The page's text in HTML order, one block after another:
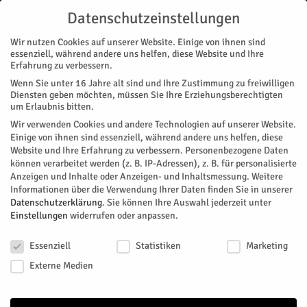
Start Stadtteile Jülich Online-Gruppenarbeit und Aufzeigen
STADTTEILE JÜLICH
Online-Gruppenarbeit und Aufzeigen
„Innerhalb von einer, anderthalb Stunden waren wir bereit“,
erklärt Maximilian Jankowski und lächelt sichtbar begeistert.
Der Schulungsraum II in Maxis Fahrschule ist seit
vergangener Woche zum „Produktionsstudio“ umgestaltet
worden. Seither bieten im „Schichtdienst“ drei Fahrlehrer
Datenschutzeinstellungen
Wir nutzen Cookies auf unserer Website. Einige von ihnen sind
essenziell, während andere uns helfen, diese Website und Ihre
Erfahrung zu verbessern.
Wenn Sie unter 16 Jahre alt sind und Ihre Zustimmung zu freiwilligen
Diensten geben möchten, müssen Sie Ihre Erziehungsberechtigten
um Erlaubnis bitten.
Wir verwenden Cookies und andere Technologien auf unserer Website.
Einige von ihnen sind essenziell, während andere uns helfen, diese
Website und Ihre Erfahrung zu verbessern. Personenbezogene Daten
können verarbeitet werden (z. B. IP-Adressen), z. B. für personalisierte
Anzeigen und Inhalte oder Anzeigen- und Inhaltsmessung. Weitere
Informationen über die Verwendung Ihrer Daten finden Sie in unserer
Datenschutzerklärung. Sie können Ihre Auswahl jederzeit unter
Einstellungen widerrufen oder anpassen.
Essenziell
Statistiken
Marketing
Externe Medien